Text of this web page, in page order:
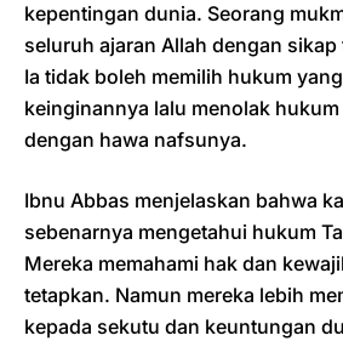
kepentingan dunia. Seorang
seluruh ajaran Allah dengan
Ia tidak boleh memilih hukum
keinginannya lalu menolak
dengan hawa nafsunya.
Ibnu Abbas menjelaskan bahwa
sebenarnya mengetahui hukum
Mereka memahami hak dan
tetapkan. Namun mereka lebih
kepada sekutu dan keuntungan